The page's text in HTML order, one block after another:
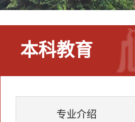
本科教育
专业介绍